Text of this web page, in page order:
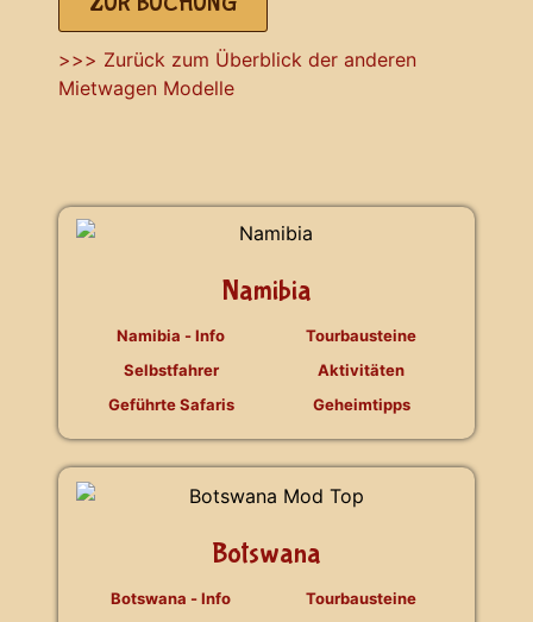
>>> Zurück zum Überblick der anderen
Mietwagen Modelle
Namibia
Namibia - Info
Selbstfahrer
Geführte Safaris
Tourbausteine
Aktivitäten
Geheimtipps
Botswana
Botswana - Info
Tourbausteine